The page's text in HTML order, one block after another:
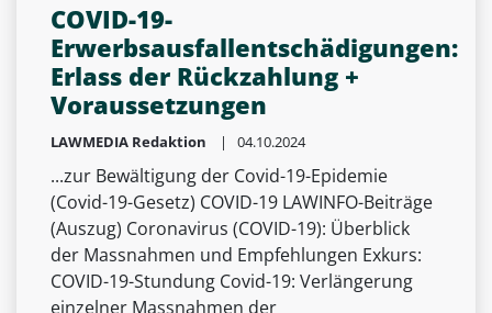
COVID-19-
Erwerbsausfallentschädigungen:
Erlass der Rückzahlung +
Voraussetzungen
LAWMEDIA Redaktion | 04.10.2024
...zur Bewältigung der Covid-19-Epidemie
(Covid-19-Gesetz) COVID-19 LAWINFO-Beiträge
(Auszug) Coronavirus (COVID-19): Überblick
der Massnahmen und Empfehlungen Exkurs:
COVID-19-Stundung Covid-19: Verlängerung
einzelner Massnahmen der